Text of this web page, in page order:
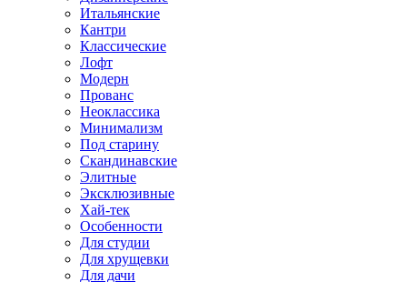
Итальянские
Кантри
Классические
Лофт
Модерн
Прованс
Неоклассика
Минимализм
Под старину
Скандинавские
Элитные
Эксклюзивные
Хай-тек
Особенности
Для студии
Для хрущевки
Для дачи